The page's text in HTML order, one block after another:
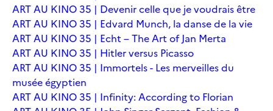
ART AU KINO 35 | Devenir celle que je voudrais être
ART AU KINO 35 | Edvard Munch, la danse de la vie
ART AU KINO 35 | Echt – The Art of Jan Merta
ART AU KINO 35 | Hitler versus Picasso
ART AU KINO 35 | Immortels - Les merveilles du
musée égyptien
ART AU KINO 35 | Infinity: According to Florian